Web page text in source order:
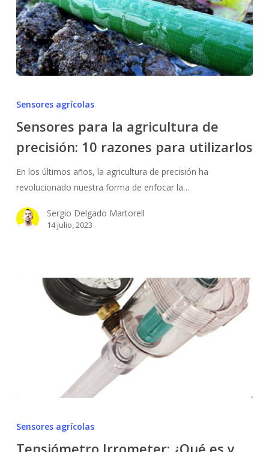
No hay productos en el carrito.
agricultura
de
10
razones
para
utilizarlos
Sensores agrícolas
Sensores para la agricultura de
precisión: 10 razones para utilizarlos
En los últimos años, la agricultura de precisión ha
revolucionado nuestra forma de enfocar la…
Sergio Delgado Martorell
14 julio, 2023
Sensores agrícolas
Tensiómetro Irrometer: ¿Qué es y